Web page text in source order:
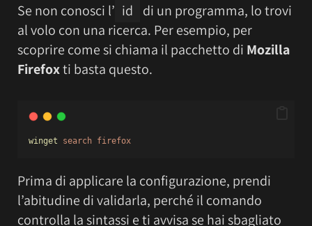
Se non conosci l’ id
di un programma, lo trovi
al volo con una ricerca. Per esempio, per
scoprire come si chiama il pacchetto di Mozilla
Firefoxti basta questo.
winget search firefox
Prima di applicare la configurazione, prendi
l’abitudine di validarla, perché il comando
controlla la sintassi e ti avvisa se hai sbagliato